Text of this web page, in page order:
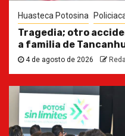
Huasteca Potosina
Tragedia; otro
a familia de
4 de agosto de 2026